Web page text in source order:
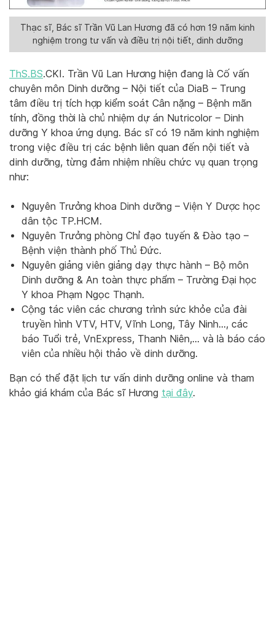
Thạc sĩ, Bác sĩ Trần Vũ Lan Hương đã có hơn 19 năm kinh
nghiệm trong tư vấn và điều trị nội tiết, dinh dưỡng
ThS.BS.CKI. Trần Vũ Lan Hương hiện đang là Cố vấn
chuyên môn Dinh dưỡng – Nội tiết của DiaB – Trung
tâm điều trị tích hợp kiểm soát Cân nặng – Bệnh mãn
tính, đồng thời là chủ nhiệm dự án Nutricolor – Dinh
dưỡng Y khoa ứng dụng. Bác sĩ có 19 năm kinh nghiệm
trong việc điều trị các bệnh liên quan đến nội tiết và
dinh dưỡng, từng đảm nhiệm nhiều chức vụ quan trọng
như:
Nguyên Trưởng khoa Dinh dưỡng – Viện Y Dược học
dân tộc TP.HCM.
Nguyên Trưởng phòng Chỉ đạo tuyến & Đào tạo –
Bệnh viện thành phố Thủ Đức.
Nguyên giảng viên giảng dạy thực hành – Bộ môn
Dinh dưỡng & An toàn thực phẩm – Trường Đại học
Y khoa Phạm Ngọc Thạnh.
Cộng tác viên các chương trình sức khỏe của đài
truyền hình VTV, HTV, Vĩnh Long, Tây Ninh…, các
báo Tuổi trẻ, VnExpress, Thanh Niên,… và là báo cáo
viên của nhiều hội thảo về dinh dưỡng.
Bạn có thể đặt lịch tư vấn dinh dưỡng online và tham
khảo giá khám của Bác sĩ Hương tại đây.